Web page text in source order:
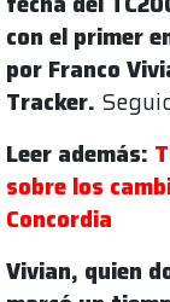
con el primer
por Franco
Tracker.
Leer además:
sobre los
Concordia
Vivian, quien